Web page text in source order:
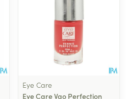
Eye Care
Eye Care Vao Perfection